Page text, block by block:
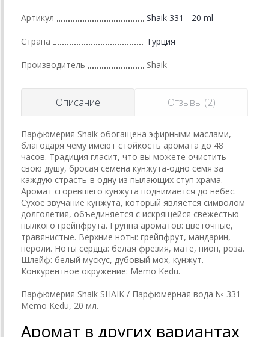
Артикул Shaik 331 - 20 ml
Страна Турция
Производитель Shaik
Описание Отзывы (2)
Парфюмерия Shaik обогащена эфирными маслами,
благодаря чему имеют стойкость аромата до 48
часов. Традиция гласит, что вы можете очистить
свою душу, бросая семена кунжута-одно семя за
каждую страсть-в одну из пылающих ступ храма.
Аромат сгоревшего кунжута поднимается до небес.
Сухое звучание кунжута, который является символом
долголетия, объединяется с искрящейся свежестью
пылкого грейпфрута. Группа ароматов: цветочные,
травянистые. Верхние ноты: грейпфрут, мандарин,
нероли. Ноты сердца: белая фрезия, мате, пион, роза.
Шлейф: белый мускус, дубовый мох, кунжут.
Конкурентное окружение: Memo Kedu.
Парфюмерия Shaik SHAIK / Парфюмерная вода № 331
Memo Kedu, 20 мл.
Аромат в других вариантах